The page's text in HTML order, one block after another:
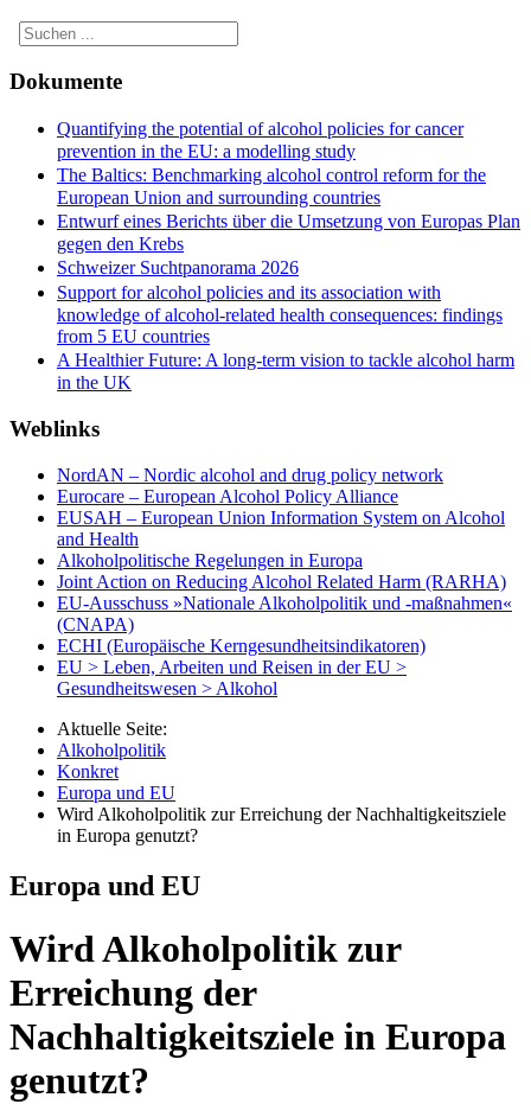
Dokumente
Quantifying the potential of alcohol policies for cancer
prevention in the EU: a modelling study
The Baltics: Benchmarking alcohol control reform for the
European Union and surrounding countries
Entwurf eines Berichts über die Umsetzung von Europas Plan
gegen den Krebs
Schweizer Suchtpanorama 2026
Support for alcohol policies and its association with
knowledge of alcohol-related health consequences: findings
from 5 EU countries
A Healthier Future: A long-term vision to tackle alcohol harm
in the UK
Weblinks
NordAN – Nordic alcohol and drug policy network
Eurocare – European Alcohol Policy Alliance
EUSAH – European Union Information System on Alcohol
and Health
Alkoholpolitische Regelungen in Europa
Joint Action on Reducing Alcohol Related Harm (RARHA)
EU-Ausschuss »Nationale Alkoholpolitik und ‑maßnahmen«
(CNAPA)
ECHI (Europäische Kerngesundheitsindikatoren)
EU > Leben, Arbeiten und Reisen in der EU >
Gesundheitswesen > Alkohol
Aktuelle Seite:
Alkoholpolitik
Konkret
Europa und EU
Wird Alkoholpolitik zur Erreichung der Nachhaltigkeitsziele
in Europa genutzt?
Europa und EU
Wird Alkoholpolitik zur
Erreichung der
Nachhaltigkeitsziele in Europa
genutzt?